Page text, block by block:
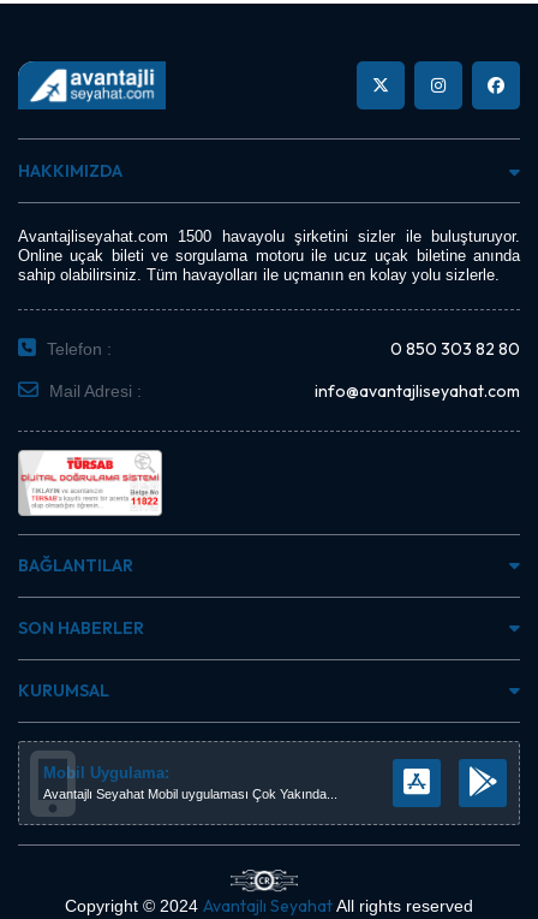
HAKKIMIZDA
Avantajliseyahat.com 1500 havayolu şirketini sizler ile buluşturuyor.
Online uçak bileti ve sorgulama motoru ile ucuz uçak biletine anında
sahip olabilirsiniz. Tüm havayolları ile uçmanın en kolay yolu sizlerle.
Telefon : 0 850 303 82 80
Mail Adresi : info@avantajliseyahat.com
BAĞLANTILAR
SON HABERLER
KURUMSAL
Mobil Uygulama:
Avantajlı Seyahat Mobil uygulaması Çok Yakında...
Copyright © 2024 Avantajlı SeyahatAll rights reserved